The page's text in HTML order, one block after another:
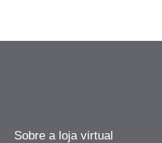
Sobre a loja virtual